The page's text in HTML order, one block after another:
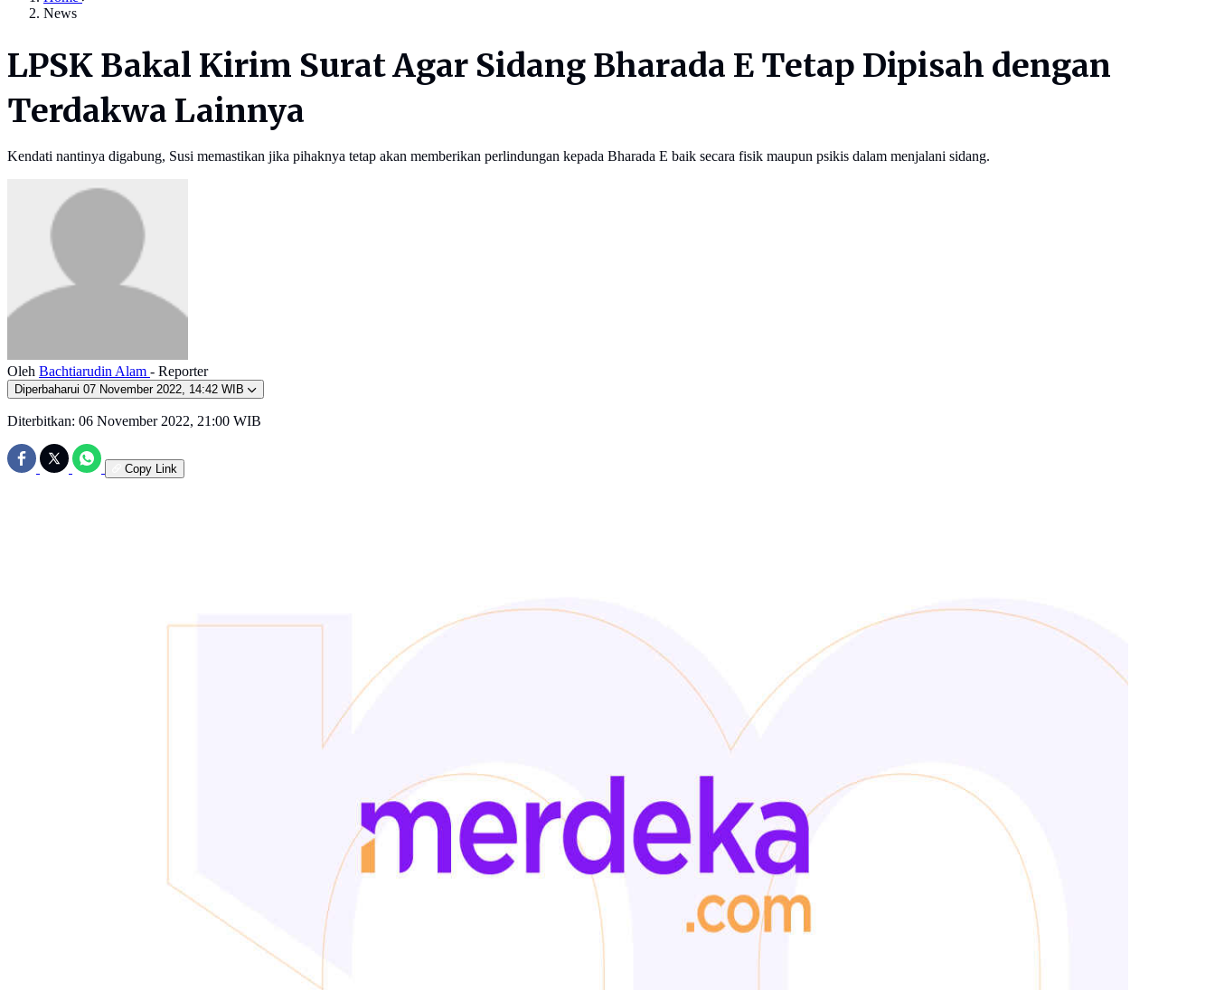
News
LPSK Bakal Kirim Surat Agar Sidang Bharada E Tetap Dipisah dengan
Terdakwa Lainnya
Kendati nantinya digabung, Susi memastikan jika pihaknya tetap akan memberikan perlindungan kepada Bharada E baik secara fisik maupun psikis dalam menjalani sidang.
Oleh Bachtiarudin Alam - Reporter
Diperbaharui 07 November 2022, 14:42 WIB
Diterbitkan: 06 November 2022, 21:00 WIB
Copy Link